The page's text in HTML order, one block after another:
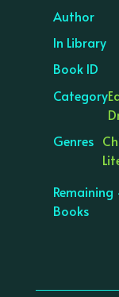
Author
In Library
Book ID
Category
Genres
Books